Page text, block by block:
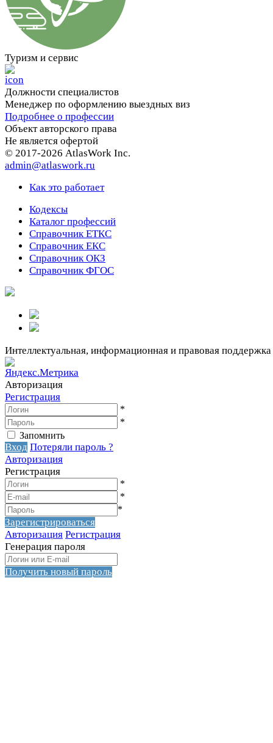
Туризм и сервис
Должности cпециалистов
Менеджер по оформлению выездных виз
Подробнее о профессии
Объект авторского права
Не является офертой
© 2017-2026 AtlasWork Inc.
admin@atlaswork.ru
Как это работает
Кодексы
Каталог профессий
Справочник ЕТКС
Справочник ЕКС
Справочник ОКЗ
Справочник ФГОС
Интеллектуальная, информационная и правовая поддержка
Авторизация
Регистрация
*
*
Запомнить
Вход Потеряли пароль ?
Авторизация
Регистрация
*
*
*
Зарегистрироваться
Авторизация Регистрация
Генерация пароля
Получить новый пароль